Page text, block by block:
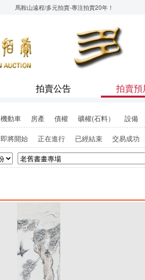
馬鞍山遠程/多元拍賣-專注拍賣20年！
拍賣公告 拍賣
機動車 房產 債權 礦權(石料）
設備
即將開始 正在進行 已經結束
交易成功